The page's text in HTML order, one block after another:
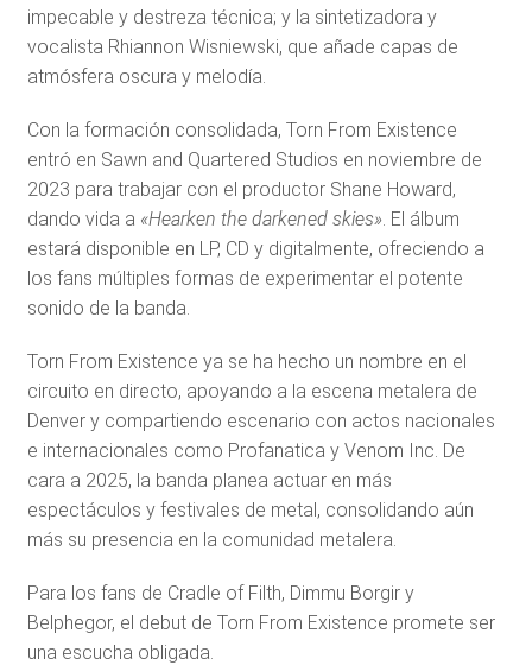
impecable y destreza técnica; y la sintetizadora y
vocalista Rhiannon Wisniewski, que añade capas de
atmósfera oscura y melodía.
Con la formación consolidada, Torn From Existence
entró en Sawn and Quartered Studios en noviembre de
2023 para trabajar con el productor Shane Howard,
dando vida a «Hearken the darkened skies». El álbum
estará disponible en LP, CD y digitalmente, ofreciendo a
los fans múltiples formas de experimentar el potente
sonido de la banda.
Torn From Existence ya se ha hecho un nombre en el
circuito en directo, apoyando a la escena metalera de
Denver y compartiendo escenario con actos nacionales
e internacionales como Profanatica y Venom Inc. De
cara a 2025, la banda planea actuar en más
espectáculos y festivales de metal, consolidando aún
más su presencia en la comunidad metalera.
Para los fans de Cradle of Filth, Dimmu Borgir y
Belphegor, el debut de Torn From Existence promete ser
una escucha obligada.